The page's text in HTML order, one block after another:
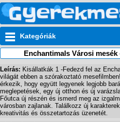
Kategóriák
Enchantimals Városi
Leírás: Kisállatkák 1 -Fedezd fel az
világát ebben a szórakoztató
érkezik, hogy együtt legyenek legjobb
meglepetések, egy új otthon és új
Főutca új részén és ismerd meg az
városban zajlanak. Találkozz új
kreativitás és összetartozás üzenetét.